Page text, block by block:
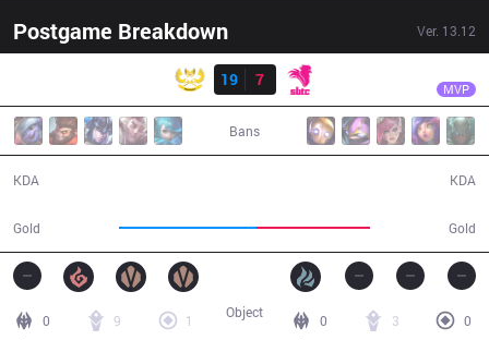
Postgame Breakdown Ver. 13.12
19
7 MVP
Bans
KDA
Gold Gold
KDA
0 9
1
0 3
0
Object